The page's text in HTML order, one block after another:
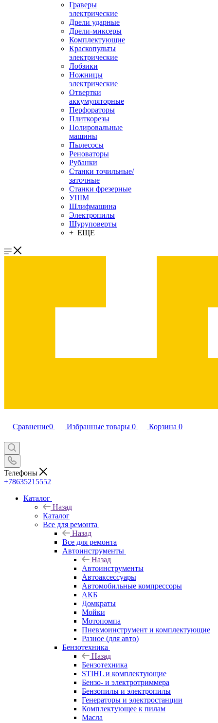
Граверы
электрические
Дрели ударные
Дрели-миксеры
Комплектующие
Краскопульты
электрические
Лобзики
Ножницы
электрические
Отвертки
аккумуляторные
Перфораторы
Плиткорезы
Полировальные
машины
Пылесосы
Реноваторы
Рубанки
Станки точильные/
заточные
Станки фрезерные
УШМ
Шлифмашина
Электропилы
Шуруповерты
+ ЕЩЕ
Сравнение0 Избранные товары 0 Корзина 0
Телефоны
+78635215552
Каталог
Назад
Каталог
Все для ремонта
Назад
Все для ремонта
Автоинструменты
Назад
Автоинструменты
Автоаксессуары
Автомобильные компрессоры
АКБ
Домкраты
Мойки
Мотопомпа
Пневмоинструмент и комплектующие
Разное (для авто)
Бензотехника
Назад
Бензотехника
STIHL и комплектующие
Бензо- и электротриммера
Бензопилы и электропилы
Генераторы и электростанции
Комплектующее к пилам
Масла